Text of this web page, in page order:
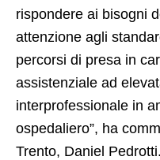
rispondere ai bisogni
attenzione agli
percorsi di presa in
assistenziale ad
interprofessionale in
ospedaliero”, ha
Trento, Daniel Pedrotti.